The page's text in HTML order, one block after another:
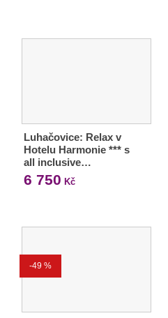
Luhačovice: Relax v
Hotelu Harmonie *** s
all inclusive…
6 750 Kč
-49 %